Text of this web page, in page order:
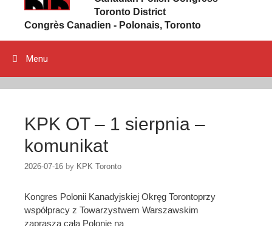
Toronto District
Congrès Canadien - Polonais, Toronto
Menu
KPK OT – 1 sierpnia –
komunikat
2026-07-16 by KPK Toronto
Kongres Polonii Kanadyjskiej Okręg Torontoprzy
współpracy z Towarzystwem Warszawskim
zaprasza całą Polonię na